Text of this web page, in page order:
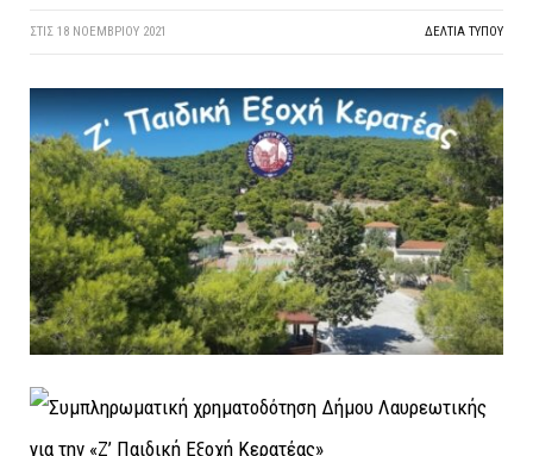
ΣΤΙΣ 18 ΝΟΕΜΒΡΊΟΥ 2021 ΔΕΛΤΙΑ ΤΥΠΟΥ